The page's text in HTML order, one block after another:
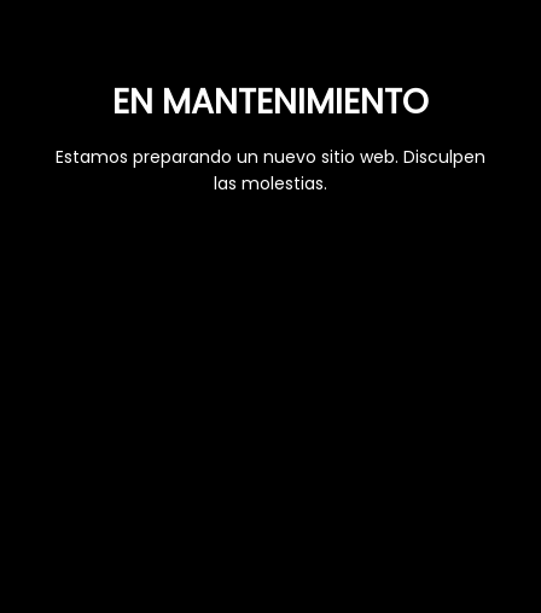
EN MANTENIMIENTO
Estamos preparando un nuevo sitio web. Disculpen
las molestias.